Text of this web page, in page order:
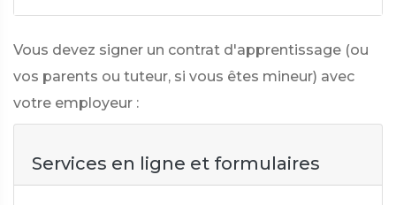
Vous devez signer un contrat d'apprentissage (ou
vos parents ou tuteur, si vous êtes mineur) avec
votre employeur :
Services en ligne et formulaires